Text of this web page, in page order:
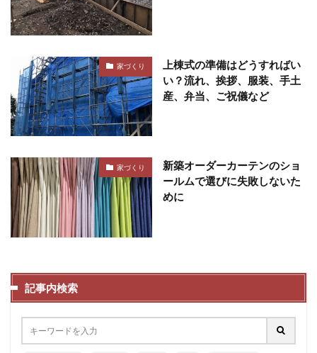
家づくり
上棟式の準備はどうすればい
い？流れ、挨拶、服装、手土
産、弁当、ご祝儀など
家づくり
新築オーダーカーテンのショ
ールムで選びに失敗しないた
めに
記事内検索